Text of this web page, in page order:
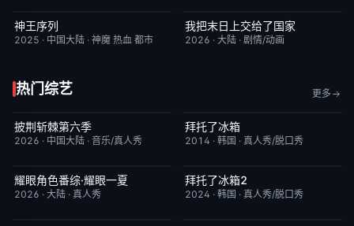
更新至第202集
神王序列
2025 · 中国大陆 · 神魔 热血 都市
更新至第32集
我把末日上交给了国家
2026 · 大陆 · 剧情/动画
热门综艺 更多
昨日更新
披荆斩棘第六季
2026 · 中国大陆 · 音乐/真人秀
更新至第83集
拜托了冰箱
2014 · 韩国 · 真人秀/脱口秀
本周更新
耀眼角色番综·耀眼一夏
2026 · 大陆 · 真人秀
更新至第83期
拜托了冰箱2
2024 · 韩国 · 真人秀/脱口秀